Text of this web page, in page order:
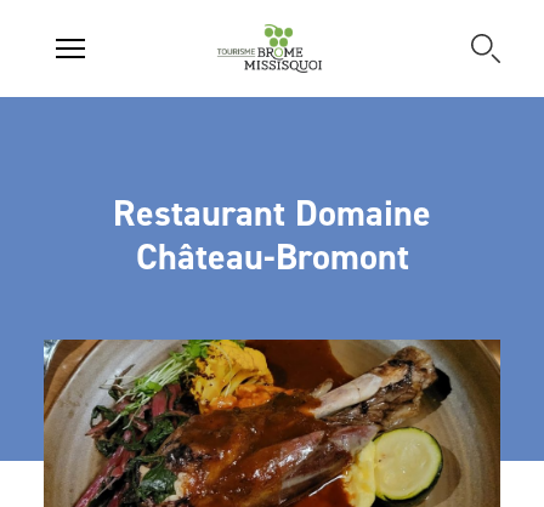
Restaurant Domaine
Château-Bromont